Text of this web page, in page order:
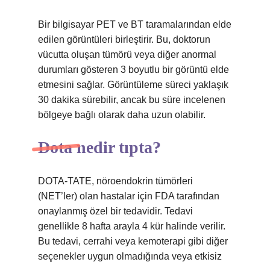
Bir bilgisayar PET ve BT taramalarından elde
edilen görüntüleri birleştirir. Bu, doktorun
vücutta oluşan tümörü veya diğer anormal
durumları gösteren 3 boyutlu bir görüntü elde
etmesini sağlar. Görüntüleme süreci yaklaşık
30 dakika sürebilir, ancak bu süre incelenen
bölgeye bağlı olarak daha uzun olabilir.
Dota nedir tıpta?
DOTA-TATE, nöroendokrin tümörleri
(NET’ler) olan hastalar için FDA tarafından
onaylanmış özel bir tedavidir. Tedavi
genellikle 8 hafta arayla 4 kür halinde verilir.
Bu tedavi, cerrahi veya kemoterapi gibi diğer
seçenekler uygun olmadığında veya etkisiz